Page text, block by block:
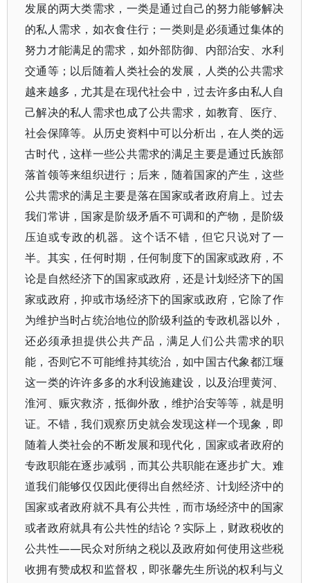
发展的两大类需求，一类是通过自己的努力能够解决
的私人需求，如衣食住行；一类则是必须通过集体的
努力才能满足的需求，如外部防御、内部治安、水利
交通等；以后随着人类社会的发展，人类的公共需求
越来越多，尤其是在现代社会中，过去许多由私人自
己解决的私人需求也成了公共需求，如教育、医疗、
社会保障等。从历史资料中可以分析出，在人类的远
古时代，这样一些公共需求的满足主要是通过氏族部
落首领等来组织进行；后来，随着国家的产生，这些
公共需求的满足主要是落在国家或者政府肩上。过去
我们常讲，国家是阶级矛盾不可调和的产物，是阶级
压迫或专政的机器。这个话不错，但它只说对了一
半。其实，任何时期，任何制度下的国家或政府，不
论是自然经济下的国家或政府，还是计划经济下的国
家或政府，抑或市场经济下的国家或政府，它除了作
为维护当时占统治地位的阶级利益的专政机器以外，
还必须承担提供公共产品，满足人们公共需求的职
能，否则它不可能维持其统治，如中国古代象都江堰
这一类的许许多多的水利设施建设，以及治理黄河、
淮河、赈灾救济，抵御外敌，维护治安等等，就是明
证。不错，我们观察历史就会发现这样一个现象，即
随着人类社会的不断发展和现代化，国家或者政府的
专政职能在逐步减弱，而其公共职能在逐步扩大。难
道我们能够仅仅因此便得出自然经济、计划经济中的
国家或者政府就不具有公共性，而市场经济中的国家
或者政府就具有公共性的结论？实际上，财政税收的
公共性――民众对所纳之税以及政府如何使用这些税
收拥有赞成权和监督权，即张馨先生所说的权利与义